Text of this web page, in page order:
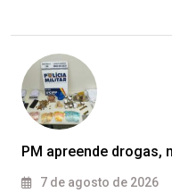
PM apreende drogas,
7 de agosto de 2026